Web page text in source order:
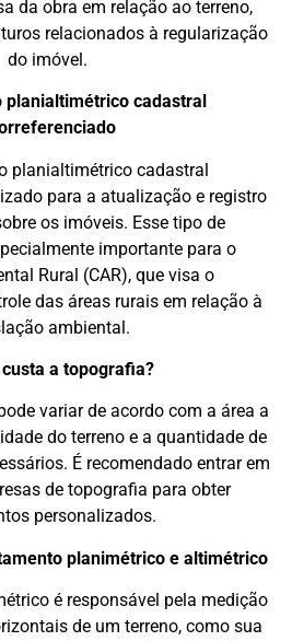
da obra em relação ao terreno,
relacionados à regularização
do imóvel.
planialtimétrico cadastral
planialtimétrico cadastral
para a atualização e registro
os imóveis. Esse tipo de
importante para o
Rural (CAR), que visa o
das áreas rurais em relação à
ambiental.
a topografia?
variar de acordo com a área a
do terreno e a quantidade de
É recomendado entrar em
de topografia para obter
personalizados.
planimétrico e altimétrico
é responsável pela medição
de um terreno, como sua